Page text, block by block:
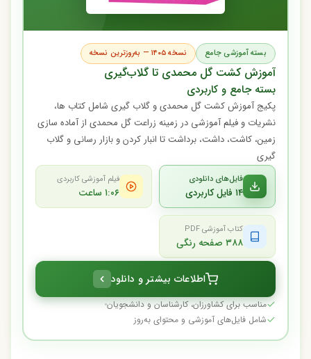
بسته آموزشی جامع نسخه ۱۴۰۵ — به‌روزترین نسخه
آموزش کشت گل محمدی تا گلاب‌گیری
بسته جامع و کاربردی
پکیج آموزش کشت گل محمدی و گلاب گیری شامل کتاب ها،
نشریات و فیلم آموزشی در زمینه زراعت گل محمدی از آماده سازی
زمین، کاشت، داشت، برداشت تا انبار کردن و بازار رسانی و گلاب
گیری
فایل‌های دانلودی
۱۴ فایل کاربردی
فیلم آموزشی کاربردی
۱:۰۶ ساعت
کتاب آموزشی PDF
۳۸۸ صفحه رنگی
اطلاعات بیشتر و دانلود
مناسب برای کشاورزان، کارشناسان و دانشجویان
شامل فایل‌های آموزشی و محتوای به‌روز